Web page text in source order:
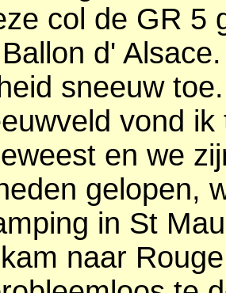
col de GR 5
d'
sneeuw
vond
en we
gelopen,
in St
naar